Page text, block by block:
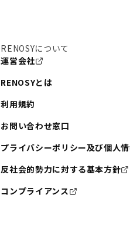
RENOSYについて
運営会社
RENOSYとは
利用規約
お問い合わせ窓口
プライバシーポリシー及び個人
反社会的勢力に対する基本方針
コンプライアンス